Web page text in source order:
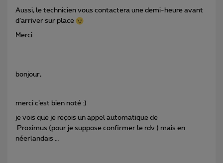
Aussi, le technicien vous contactera une demi-heure avant
d’arriver sur place
Merci
bonjour,
merci c’est bien noté :)
je vois que je reçois un appel automatique de
Proximus (pour je suppose confirmer le rdv ) mais en
néerlandais …